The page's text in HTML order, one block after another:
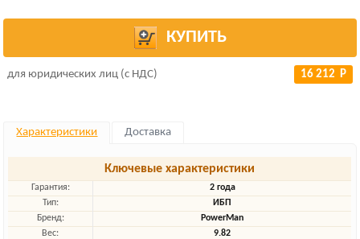
КУПИТЬ
для юридических лиц (с НДС) 16 212 Р
Характеристики Доставка
Ключевые характеристики
Гарантия:
2 года
Тип:
ИБП
Бренд:
PowerMan
Вес:
9.82